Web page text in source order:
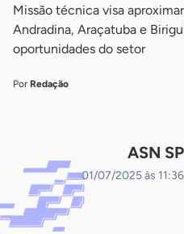
Missão técnica visa
Andradina, Araçatuba e
oportunidades do setor
Por Redação
ASN SP
01/07/2025 às 11:36